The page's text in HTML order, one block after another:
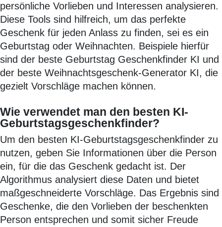
persönliche Vorlieben und Interessen analysieren.
Diese Tools sind hilfreich, um das perfekte
Geschenk für jeden Anlass zu finden, sei es ein
Geburtstag oder Weihnachten. Beispiele hierfür
sind der beste Geburtstag Geschenkfinder KI und
der beste Weihnachtsgeschenk-Generator KI, die
gezielt Vorschläge machen können.
Wie verwendet man den besten KI-
Geburtstagsgeschenkfinder?
Um den besten KI-Geburtstagsgeschenkfinder zu
nutzen, geben Sie Informationen über die Person
ein, für die das Geschenk gedacht ist. Der
Algorithmus analysiert diese Daten und bietet
maßgeschneiderte Vorschläge. Das Ergebnis sind
Geschenke, die den Vorlieben der beschenkten
Person entsprechen und somit sicher Freude